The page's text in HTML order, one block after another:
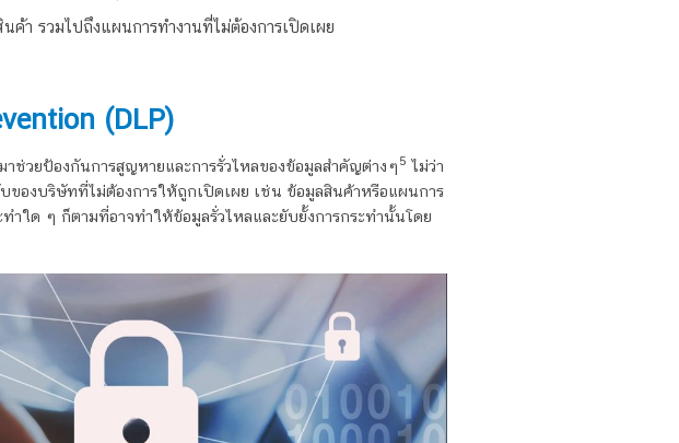
า รวมไปถึงแผนการทำงานที่ไม่ต้องการเปิดเผย
(DLP)
าช่วยป้องกันการสูญหายและการรั่วไหลของข้อมูลสำคัญต่างๆ 5 ไม่ว่า
ของบริษัทที่ไม่ต้องการให้ถูกเปิดเผย เช่น ข้อมูลสินค้าหรือแผนการ
ำใด ๆ ก็ตามที่อาจทำให้ข้อมูลรั่วไหลและยับยั้งการกระทำนั้นโดย